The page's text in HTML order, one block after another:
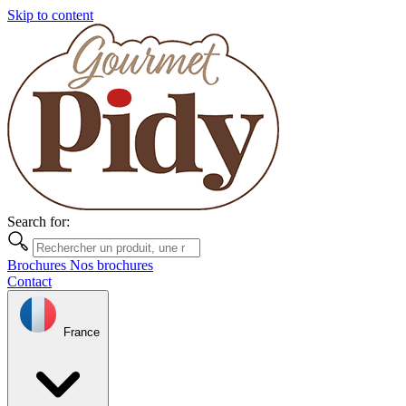
Skip to content
Search for:
Brochures Nos brochures
Contact
France